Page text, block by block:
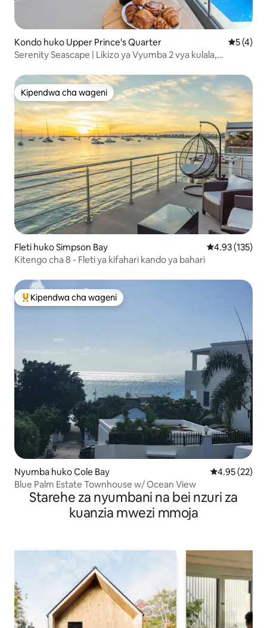
Kondo huko Upper Prince's Quarter
5 (4)
Serenity Seascape | Likizo ya Vyumba 2 vya kulala,
Kipendwa cha wageni
Kipendwa cha wageni
Fleti huko Simpson Bay Ukadiriaji wa
4.93 (135)
Kitengo cha 8 - Fleti ya kifahari kando ya bahari
Kipendwa maarufu cha wageni
Kipendwa cha wageni
Nyumba huko Cole Bay Ukadiriaji wa
4.95 (22)
Blue Palm Estate Townhouse w/ Ocean View
Starehe za nyumbani na bei nzuri za
kuanzia mwezi mmoja